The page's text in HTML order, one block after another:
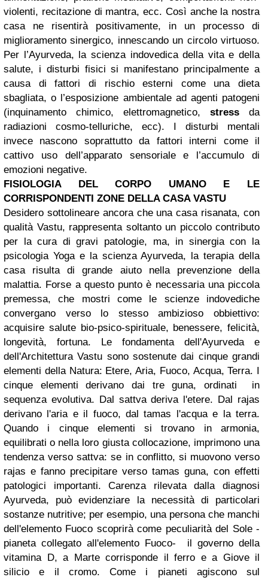
violenti, recitazione di mantra, ecc. Così anche la nostra
casa ne risentirà positivamente, in un processo di
miglioramento sinergico, innescando un circolo virtuoso.
Per l’Ayurveda, la scienza indovedica della vita e della
salute, i disturbi fisici si manifestano principalmente a
causa di fattori di rischio esterni come una dieta
sbagliata, o l’esposizione ambientale ad agenti patogeni
(inquinamento chimico, elettromagnetico, stress da
radiazioni cosmo-telluriche, ecc). I disturbi mentali
invece nascono soprattutto da fattori interni come il
cattivo uso dell’apparato sensoriale e l’accumulo di
emozioni negative.
FISIOLOGIA DEL CORPO UMANO E LE
CORRISPONDENTI ZONE DELLA CASA VASTU
Desidero sottolineare ancora che una casa risanata, con
qualità Vastu, rappresenta soltanto un piccolo contributo
per la cura di gravi patologie, ma, in sinergia con la
psicologia Yoga e la scienza Ayurveda, la terapia della
casa risulta di grande aiuto nella prevenzione della
malattia. Forse a questo punto è necessaria una piccola
premessa, che mostri come le scienze indovediche
convergano verso lo stesso ambizioso obbiettivo:
acquisire salute bio-psico-spirituale, benessere, felicità,
longevità, fortuna. Le fondamenta dell'Ayurveda e
dell'Architettura Vastu sono sostenute dai cinque grandi
elementi della Natura: Etere, Aria, Fuoco, Acqua, Terra. I
cinque elementi derivano dai tre guna, ordinati in
sequenza evolutiva. Dal sattva deriva l'etere. Dal rajas
derivano l'aria e il fuoco, dal tamas l'acqua e la terra.
Quando i cinque elementi si trovano in armonia,
equilibrati o nella loro giusta collocazione, imprimono una
tendenza verso sattva: se in conflitto, si muovono verso
rajas e fanno precipitare verso tamas guna, con effetti
patologici importanti. Carenza rilevata dalla diagnosi
Ayurveda, può evidenziare la necessità di particolari
sostanze nutritive; per esempio, una persona che manchi
dell'elemento Fuoco scoprirà come peculiarità del Sole -
pianeta collegato all'elemento Fuoco- il governo della
vitamina D, a Marte corrisponde il ferro e a Giove il
silicio e il cromo. Come i pianeti agiscono sul